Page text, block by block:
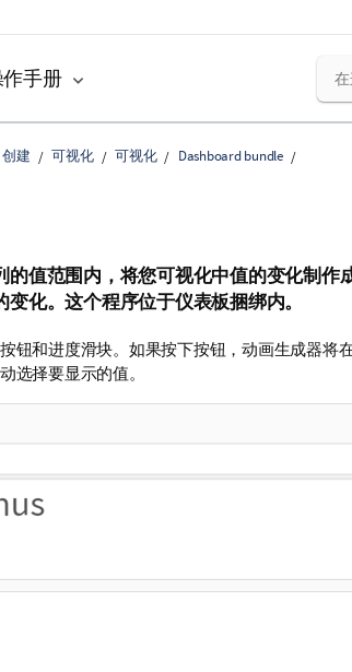
手册
创建 可视化 可视化 Dashboard bundle
的值范围内，将您可视化中值的变化制作
化。这个程序位于仪表板捆绑内。
钮和进度滑块。如果按下按钮，动画生成器将
选择要显示的值。